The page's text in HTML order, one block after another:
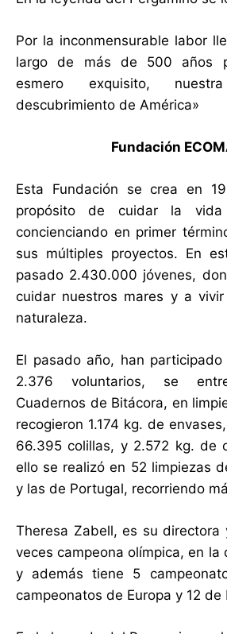
Por la inconmensurable labor
largo de más de 500 años
esmero exquisito,
descubrimiento de América»
Fundación
Esta Fundación se crea en
propósito de cuidar la
concienciando en primer
sus múltiples proyectos. En
pasado 2.430.000 jóvenes,
cuidar nuestros mares y a
naturaleza.
El pasado año, han
2.376 voluntarios, se
Cuadernos de Bitácora, en
recogieron 1.174 kg. de
66.395 colillas, y 2.572 kg. de
ello se realizó en 52 limpiezas
y las de Portugal, recorriendo
Theresa Zabell, es su directora
veces campeona olímpica, en la
y además tiene 5
campeonatos de Europa y 12 de